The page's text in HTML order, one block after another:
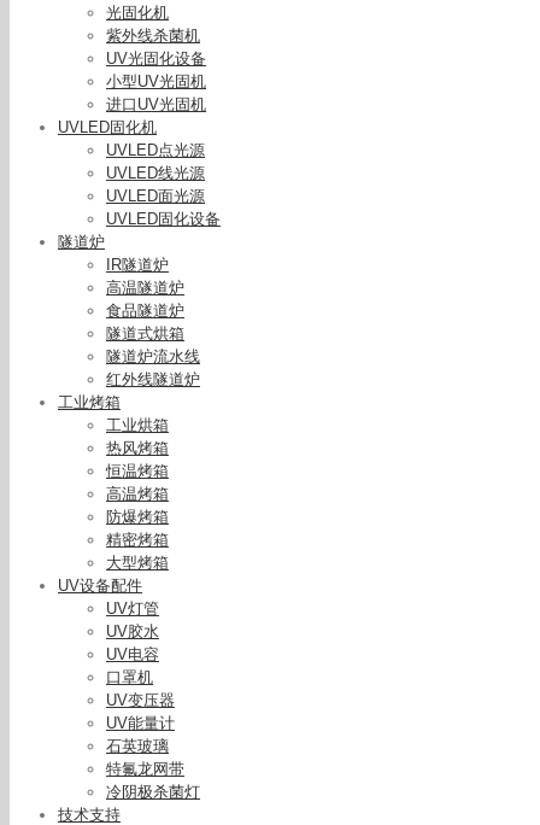
光固化机
紫外线杀菌机
UV光固化设备
小型UV光固机
进口UV光固机
UVLED固化机
UVLED点光源
UVLED线光源
UVLED面光源
UVLED固化设备
隧道炉
IR隧道炉
高温隧道炉
食品隧道炉
隧道式烘箱
隧道炉流水线
红外线隧道炉
工业烤箱
工业烘箱
热风烤箱
恒温烤箱
高温烤箱
防爆烤箱
精密烤箱
大型烤箱
UV设备配件
UV灯管
UV胶水
UV电容
口罩机
UV变压器
UV能量计
石英玻璃
特氟龙网带
冷阴极杀菌灯
技术支持